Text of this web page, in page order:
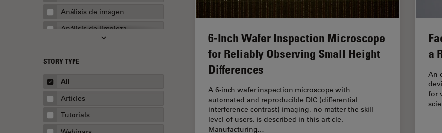
Análisis de imágen
Análisis de limpieza
Apertura numérica
AR Surgery
Automoción y transporte
Biofarmacia
Biología celular
STORY TYPE
All
Articles
Tutorials
6-Inch Wafer Inspection Microscope
for Reliably Observing Small Height
Differences
A 6-inch wafer inspection microscope with
automated and reproducible DIC (differential
interference contrast) imaging, no matter the skill
level of users, is described in this article.
Manufacturing…
a
An
for